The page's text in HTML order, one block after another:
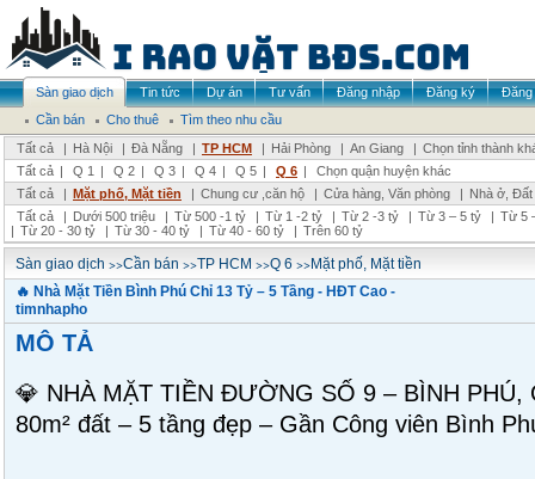
Sàn giao dịch Tin tức Dự án Tư vấn Đăng nhập Đăng ký
Đăng
Cần bán
Cho thuê
Tìm theo nhu cầu
Tất cả
| Hà Nội | Đà Nẵng | TP HCM | Hải Phòng | An Giang | Chọn tỉnh thành
Tất cả | Q 1 | Q 2 | Q 3 | Q 4 | Q 5 | Q 6 |
Chọn quận huyện khác
Tất cả
| Mặt phố, Mặt tiền | Chung cư ,căn hộ | Cửa hàng, Văn phòng | Nhà ở,
Tất cả
| Dưới 500 triệu | Từ 500 -1 tỷ | Từ 1 -2 tỷ | Từ 2 -3 tỷ | Từ 3 – 5 tỷ | Từ 5
| Từ 20 - 30 tỷ | Từ 30 - 40 tỷ | Từ 40 - 60 tỷ | Trên 60 tỷ
Sàn giao dịch >>Cần bán >>TP HCM >>Q 6 >>Mặt phố, Mặt tiền
🔥 Nhà Mặt Tiền Bình Phú Chỉ 13 Tỷ – 5 Tầng - HĐT Cao -
timnhapho
MÔ TẢ
💎 NHÀ MẶT TIỀN ĐƯỜNG SỐ 9 – BÌNH PHÚ,
80m² đất – 5 tầng đẹp – Gần Công viên Bình